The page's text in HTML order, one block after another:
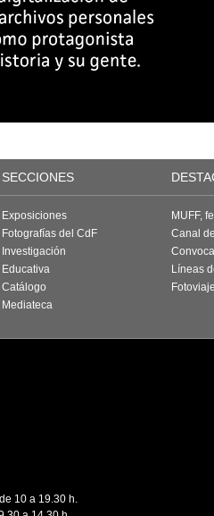
SECCIONES
Exposiciones
Fotografías del CdF
Investigación
Educativa
Catálogo
Mediateca
MUFF,
Canal
Líneas
10 a 19.30 h.